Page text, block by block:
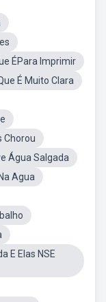
ÉPara Imprimir
É Muito Clara
Chorou
Água Salgada
Agua
E Elas NSE